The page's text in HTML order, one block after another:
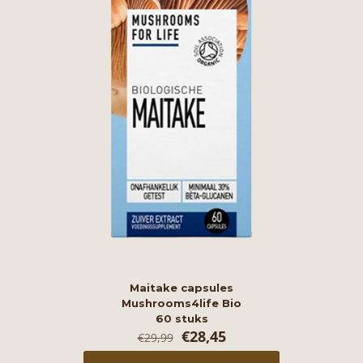
Maitake capsules
Mushrooms4life Bio
60 stuks
€29,99 Oorspronkelijke
prijs
€28,45Huidige
prijs